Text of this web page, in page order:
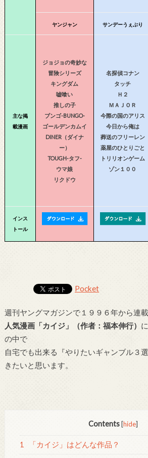
ヤンジャン サンデーうぇぶり
主な掲
載漫画
ジョジョの奇妙な
冒険シリーズ
キングダム
嘘喰い
推しの子
ブンゴ-BUNGO-
ゴールデンカムイ
DINER（ダイナ
ー）
TOUGH-タフ-
ウマ娘
リクドウ
名探偵コナン
タッチ
Ｈ２
ＭＡＪＯＲ
今際の国のアリス
今日から俺は
葬送のフリーレン
薬屋のひとりごと
トリリオンゲーム
ゾン１００
インス
トール
Pocket
週刊ヤングマガジンで１９９６年から連
人気漫画「カイジ」（作者：福本伸行）
の中で
自宅でも出来る『やりたいギャンブル３
きたいと思います。
Contents [hide]
1 「カイジ」はどんな作品？